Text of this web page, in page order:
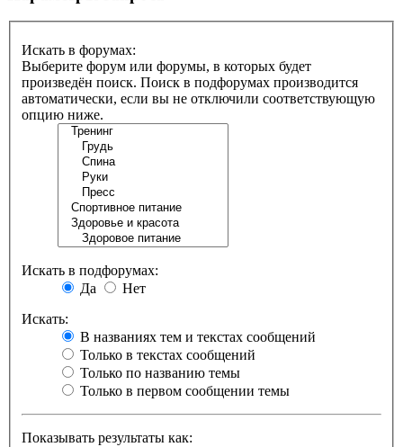
Искать в форумах:
Выберите форум или форумы, в которых будет
произведён поиск. Поиск в подфорумах производится
автоматически, если вы не отключили соответствующую
опцию ниже.
Искать в подфорумах:
Да
Нет
Искать:
В названиях тем и текстах сообщений
Только в текстах сообщений
Только по названию темы
Только в первом сообщении темы
Показывать результаты как: